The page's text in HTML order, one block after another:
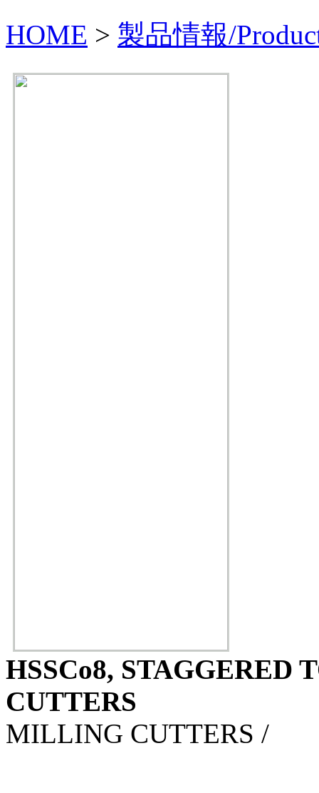
HOME > 製品情報/
HSSCo8, STAGGERED
CUTTERS
MILLING CUTTERS /